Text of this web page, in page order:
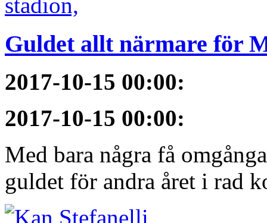
Guldet allt närmare för
2017-10-15 00:00:
2017-10-15 00:00:
Med bara några få
guldet för andra året i rad